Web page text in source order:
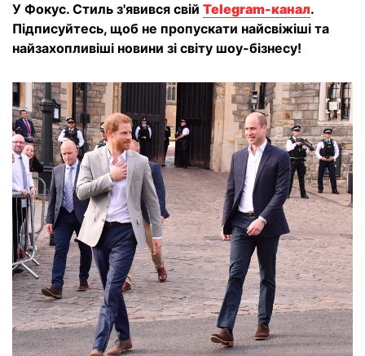
У Фокус. Стиль з'явився свій Telegram-канал.
Підписуйтесь, щоб не пропускати найсвіжіші та
найзахопливіші новини зі світу шоу-бізнесу!